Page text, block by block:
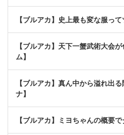
【ブルアカ】史上最も変な服っ
【ブルアカ】天下一蟹武術大会
ム】
【ブルアカ】真ん中から溢れ出
ナ】
【ブルアカ】ミヨちゃんの概要